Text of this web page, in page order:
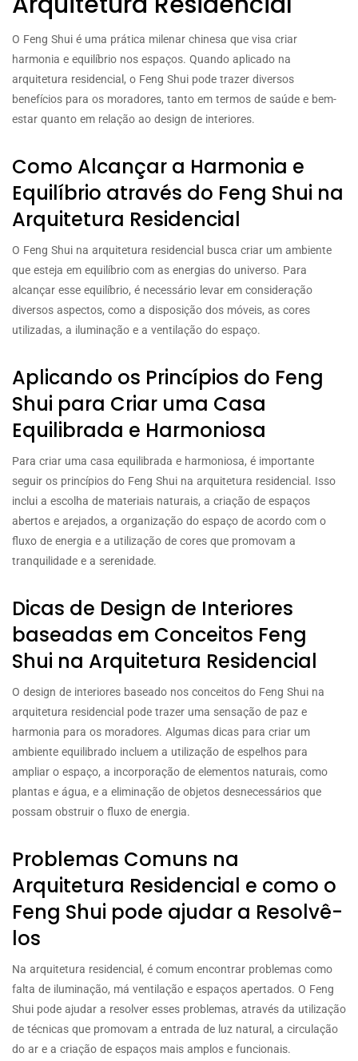
O Feng Shui é uma prática milenar chinesa que visa criar
harmonia e equilíbrio nos espaços. Quando aplicado na
arquitetura residencial, o Feng Shui pode trazer diversos
benefícios para os moradores, tanto em termos de saúde e bem-
estar quanto em relação ao design de interiores.
Como Alcançar a Harmonia e
Equilíbrio através do Feng Shui na
Arquitetura Residencial
O Feng Shui na arquitetura residencial busca criar um ambiente
que esteja em equilíbrio com as energias do universo. Para
alcançar esse equilíbrio, é necessário levar em consideração
diversos aspectos, como a disposição dos móveis, as cores
utilizadas, a iluminação e a ventilação do espaço.
Aplicando os Princípios do Feng
Shui para Criar uma Casa
Equilibrada e Harmoniosa
Para criar uma casa equilibrada e harmoniosa, é importante
seguir os princípios do Feng Shui na arquitetura residencial. Isso
inclui a escolha de materiais naturais, a criação de espaços
abertos e arejados, a organização do espaço de acordo com o
fluxo de energia e a utilização de cores que promovam a
tranquilidade e a serenidade.
Dicas de Design de Interiores
baseadas em Conceitos Feng
Shui na Arquitetura Residencial
O design de interiores baseado nos conceitos do Feng Shui na
arquitetura residencial pode trazer uma sensação de paz e
harmonia para os moradores. Algumas dicas para criar um
ambiente equilibrado incluem a utilização de espelhos para
ampliar o espaço, a incorporação de elementos naturais, como
plantas e água, e a eliminação de objetos desnecessários que
possam obstruir o fluxo de energia.
Problemas Comuns na
Arquitetura Residencial e como o
Feng Shui pode ajudar a Resolvê-
los
Na arquitetura residencial, é comum encontrar problemas como
falta de iluminação, má ventilação e espaços apertados. O Feng
Shui pode ajudar a resolver esses problemas, através da utilização
de técnicas que promovam a entrada de luz natural, a circulação
do ar e a criação de espaços mais amplos e funcionais.